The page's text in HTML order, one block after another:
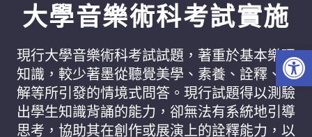
大學音樂術科考試實施
現行大學音樂術科考試試題，著重於基本樂理
知識，較少著墨從聽覺美學、素養、詮釋、理
解等所引發的情境式問答。現行試題得以測驗
出學生知識背誦的能力，卻無法有系統地引導
思考，協助其在創作或展演上的詮釋能力，以